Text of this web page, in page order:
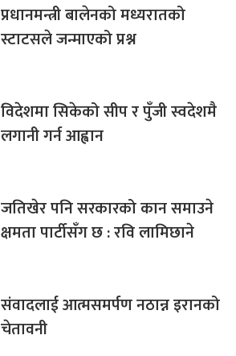
प्रधानमन्त्री बालेनको मध्यरातको
स्टाटसले जन्माएको प्रश्न
विदेशमा सिकेको सीप र पुँजी स्वदेशमै
लगानी गर्न आह्वान
जतिखेर पनि सरकारको कान समाउने
क्षमता पार्टीसँग छ : रवि लामिछाने
संवादलाई आत्मसमर्पण नठान्न इरानको
चेतावनी